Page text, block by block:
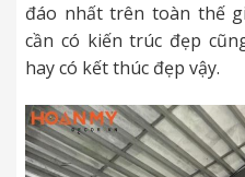
đáo nhất trên toàn thế
cần có kiến trúc đẹp
hay có kết thúc đẹp vậy.